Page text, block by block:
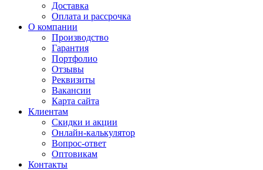
Доставка
Оплата и рассрочка
О компании
Производство
Гарантия
Портфолио
Отзывы
Реквизиты
Вакансии
Карта сайта
Клиентам
Скидки и акции
Онлайн-калькулятор
Вопрос-ответ
Оптовикам
Контакты